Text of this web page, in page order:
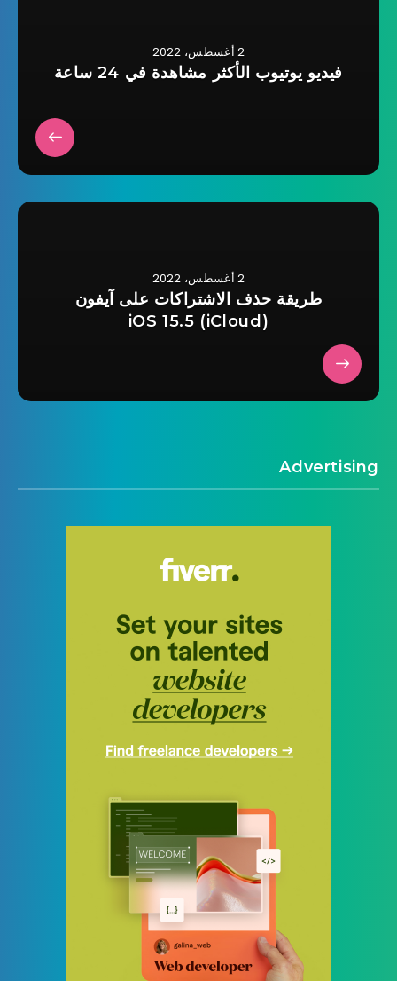
2 أغسطس، 2022
فيديو يوتيوب الأكثر مشاهدة في 24 ساعة
2 أغسطس، 2022
طريقة حذف الاشتراكات على آيفون
(iCloud) iOS 15.5
Advertising